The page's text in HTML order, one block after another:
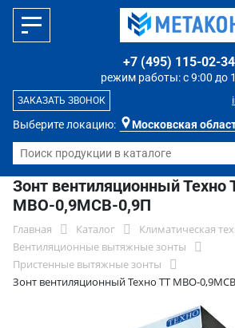
Выберите локацию: Московская
режим работы: с 9:00 до
+7 (495) 115-02-34
ЗАКАЗАТЬ ЗВОНОК
Зонт вентиляционный Техно
МВО-0,9МСВ-0,9П
Главная Каталог
Климатическая
Вентиляционные вытяжные зонты
Пристенные вытяжные зонты
Зонт вентиляционный Техно ТТ МВО-